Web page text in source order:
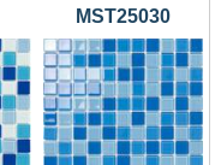
MST25030